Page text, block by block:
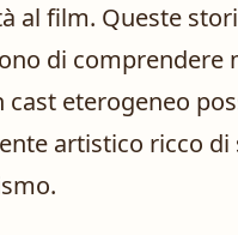
al film. Queste
di comprendere
cast eterogeneo
artistico ricco